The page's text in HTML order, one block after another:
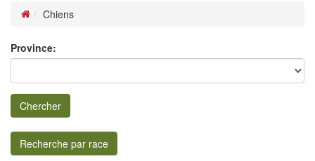
Chiens
Province:
Chercher
Recherche par race